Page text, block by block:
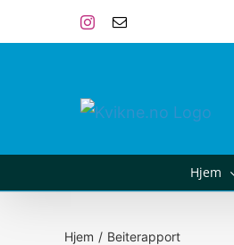
to
Instagram
E-
Hjem
Hjem Beiterapport